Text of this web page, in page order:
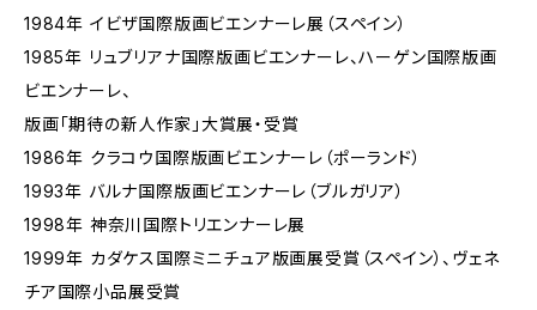
1984年 イビザ国際版画ビエンナーレ展（スペイン）
1985年 リュブリアナ国際版画ビエンナーレ、ハーゲン国際版画
ビエンナーレ、
版画「期待の新人作家」大賞展・受賞
1986年 クラコウ国際版画ビエンナーレ（ポーランド）
1993年 バルナ国際版画ビエンナーレ（ブルガリア）
1998年 神奈川国際トリエンナーレ展
1999年 カダケス国際ミニチュア版画展受賞（スペイン）、ヴェネ
チア国際小品展受賞